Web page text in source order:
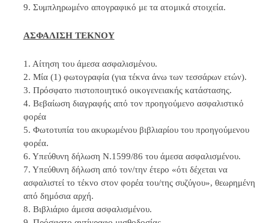
9. Συμπληρωμένο απογραφικό με τα ατομικά στοιχεία.
ΑΣΦΑΛΙΣΗ ΤΕΚΝΟΥ
1. Αίτηση του άμεσα ασφαλισμένου.
2. Μία (1) φωτογραφία (για τέκνα άνω των τεσσάρων ετών).
3. Πρόσφατο πιστοποιητικό οικογενειακής κατάστασης.
4. Βεβαίωση διαγραφής από τον προηγούμενο ασφαλιστικό
φορέα
5. Φωτοτυπία του ακυρωμένου βιβλιαρίου του προηγούμενου
φορέα.
6. Υπεύθυνη δήλωση Ν.1599/86 του άμεσα ασφαλισμένου.
7. Υπεύθυνη δήλωση από τον/την έτερο «ότι δέχεται να
ασφαλιστεί το τέκνο στον φορέα του/της συζύγου», θεωρημένη
από δημόσια αρχή.
8. Βιβλιάριο άμεσα ασφαλισμένου.